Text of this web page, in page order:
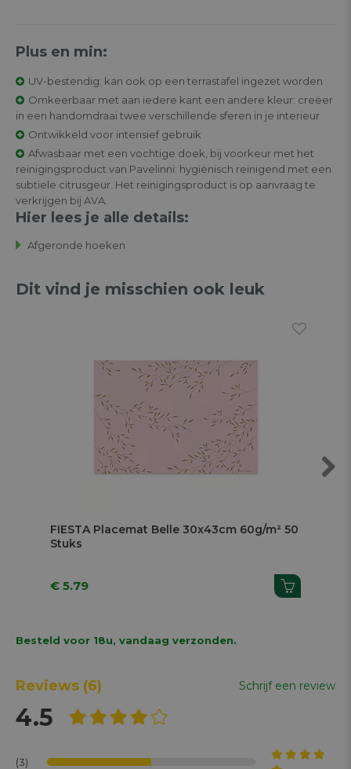
Plus en min:
UV-bestendig: kan ook op een terrastafel ingezet worden
Omkeerbaar met aan iedere kant een andere kleur: creëer
in een handomdraai twee verschillende sferen in je interieur
Ontwikkeld voor intensief gebruik
Afwasbaar met een vochtige doek, bij voorkeur met het
reinigingsproduct van Pavelinni: hygiënisch reinigend met een
subtiele citrusgeur. Het reinigingsproduct is op aanvraag te
verkrijgen bij AVA.
Hier lees je alle details:
Afgeronde hoeken
Dit vind je misschien ook leuk
FIESTA Placemat Belle 30x43cm 60g/m² 50
Stuks
€ 5.79
Besteld voor 18u, vandaag verzonden.
Reviews (6) Schrijf een review
4.5
(3)